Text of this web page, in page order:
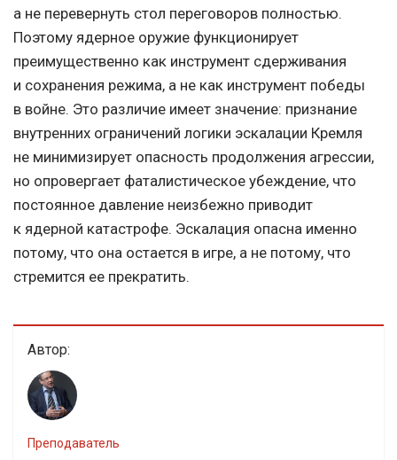
а не перевернуть стол переговоров полностью.
Поэтому ядерное оружие функционирует
преимущественно как инструмент сдерживания
и сохранения режима, а не как инструмент победы
в войне. Это различие имеет значение: признание
внутренних ограничений логики эскалации Кремля
не минимизирует опасность продолжения агрессии,
но опровергает фаталистическое убеждение, что
постоянное давление неизбежно приводит
к ядерной катастрофе. Эскалация опасна именно
потому, что она остается в игре, а не потому, что
стремится ее прекратить.
Автор:
Преподаватель